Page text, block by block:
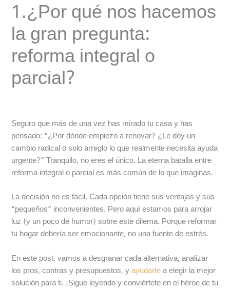
1.¿Por qué nos hacemos
la gran pregunta:
reforma integral o
parcial?
Seguro que más de una vez has mirado tu casa y has
pensado: “¿Por dónde empiezo a renovar? ¿Le doy un
cambio radical o solo arreglo lo que realmente necesita ayuda
urgente?” Tranquilo, no eres el único. La eterna batalla entre
reforma integral o parcial es más común de lo que imaginas.
La decisión no es fácil. Cada opción tiene sus ventajas y sus
“pequeños” inconvenientes. Pero aquí estamos para arrojar
luz (y un poco de humor) sobre este dilema. Porque reformar
tu hogar debería ser emocionante, no una fuente de estrés.
En este post, vamos a desgranar cada alternativa, analizar
los pros, contras y presupuestos, yayudarte a elegir la mejor
solución para ti. ¡Sigue leyendo y conviértete en el héroe de tu